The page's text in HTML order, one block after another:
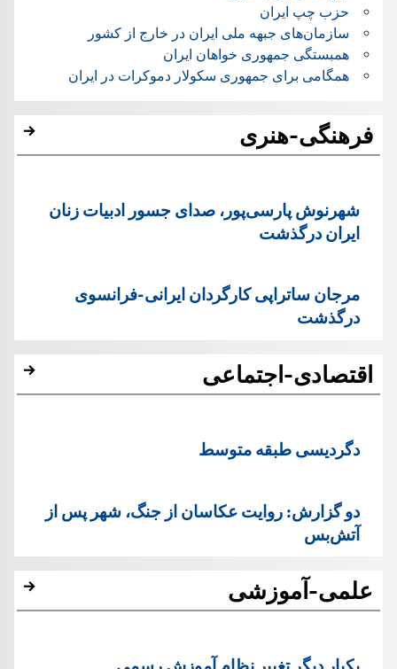
حزب چپ ایران
سازمان‌های جبهه ملی ایران در خارج از کشور
همبستگی جمهوری خواهان ایران
همگامی برای جمهوری سکولار دموکرات در ایران
فرهنگی-هنری
شهرنوش پارسی‌پور، صدای جسور ادبیات زنان
ایران درگذشت
مرجان ساتراپی کارگردان ایرانی-فرانسوی
درگذشت
اقتصادی-اجتماعی
دگردیسی طبقه متوسط
دو گزارش: روایت عکاسان از جنگ، شهر پس از
آتش‌بس
علمی-آموزشی